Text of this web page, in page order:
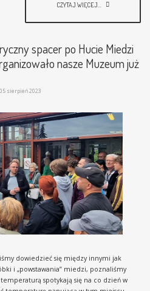
CZYTAJ WIĘCEJ...
spacer po Hucie Miedzi
nasze Muzeum już
sierpień 2023
dowiedzieć się między innymi jak
i „powstawania” miedzi, poznaliśmy
spotykają się na co dzień w